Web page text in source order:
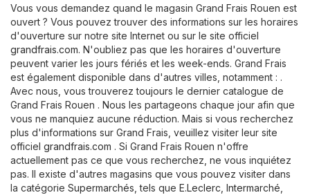
Vous vous demandez quand le magasin Grand Frais Rouen est
ouvert ? Vous pouvez trouver des informations sur les horaires
d'ouverture sur notre site Internet ou sur le site officiel
grandfrais.com. N'oubliez pas que les horaires d'ouverture
peuvent varier les jours fériés et les week-ends. Grand Frais
est également disponible dans d'autres villes, notamment : .
Avec nous, vous trouverez toujours le dernier catalogue de
Grand Frais Rouen . Nous les partageons chaque jour afin que
vous ne manquiez aucune réduction. Mais si vous recherchez
plus d'informations sur Grand Frais, veuillez visiter leur site
officiel grandfrais.com . Si Grand Frais Rouen n'offre
actuellement pas ce que vous recherchez, ne vous inquiétez
pas. Il existe d'autres magasins que vous pouvez visiter dans
la catégorie Supermarchés , tels que E.Leclerc Intermarché